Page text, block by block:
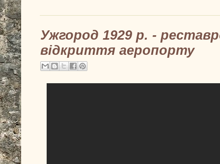
Ужгород 1929 р. -
відкриття аеропорту